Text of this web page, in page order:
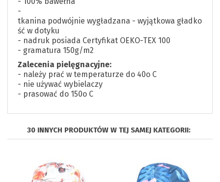
-
tkanina podwójnie wygładzana - wyjątkowa gładko
ść w dotyku
- nadruk posiada Certyfikat OEKO-TEX 100
- gramatura 150g/m2
Zalecenia pielęgnacyjne:
- należy prać w temperaturze do 40o C
- nie używać wybielaczy
- prasować do 150o C
30 INNYCH PRODUKTÓW W TEJ SAMEJ KATEGORII: